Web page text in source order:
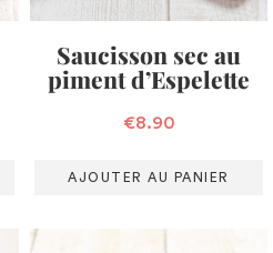
Saucisson sec au
piment d’Espelette
€8.90
AJOUTER AU PANIER